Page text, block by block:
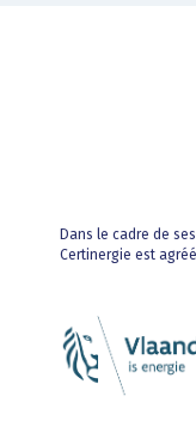
Dans le cadre de
Certinergie est